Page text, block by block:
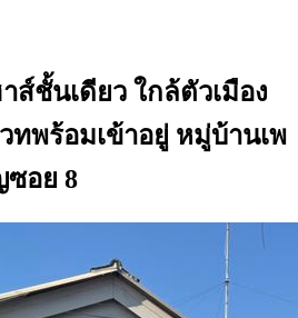
ส์ชั้นเดียว ใกล้ตัวเมือง
วทพร้อมเข้าอยู่ หมู่บ้านเพ
ซอย 8